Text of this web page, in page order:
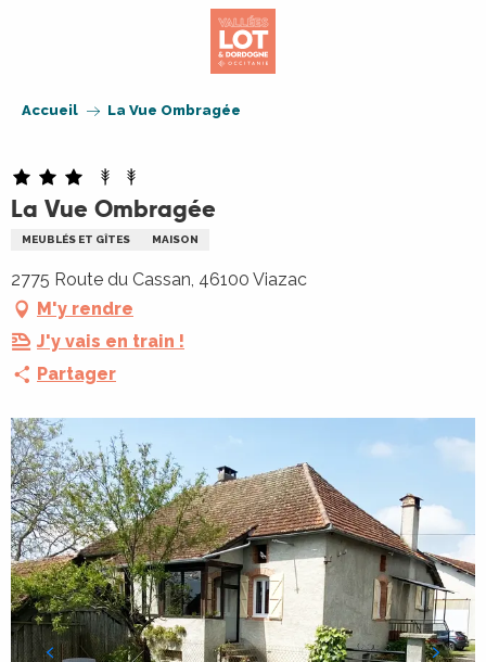
Accueil La Vue Ombragée
La Vue Ombragée
MEUBLÉS ET GÎTES MAISON
2775 Route du Cassan, 46100 Viazac
M'y rendre
J'y vais en train !
Partager